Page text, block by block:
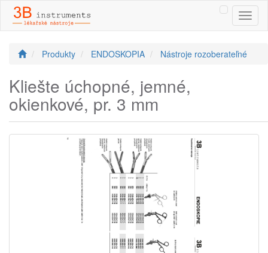
Produkty ENDOSKOPIA Nástroje rozoberateľné
Kliešte úchopné, jemné,
okienkové, pr. 3 mm